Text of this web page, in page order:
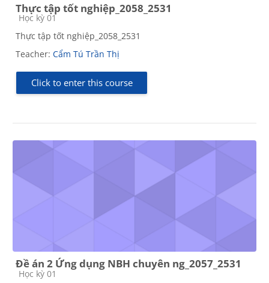
Thực tập tốt nghiệp_2058_2531
Course category
Học kỳ 01
Thực tập tốt nghiệp_2058_2531
Teacher: Cẩm Tú Trần Thị
Click to enter this course
Đề án 2 Ứng dụng NBH chuyên ng_2057_2531
Course category
Học kỳ 01